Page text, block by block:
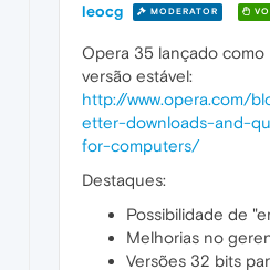
leocg MODERATOR
Opera 35 lançado como
versão estável:
http://www.opera.com/
etter-downloads-and-
for-computers/
Destaques:
Possibilidade de
Melhorias no
Versões 32 bits